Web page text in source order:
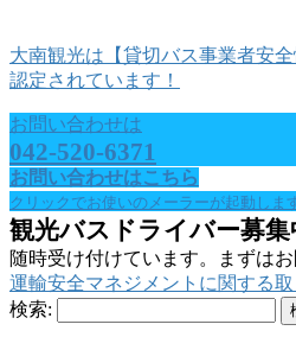
大南観光は【貸切バス事業者安
認定されています！
お問い合わせは
042-520-6371
お問い合わせはこちら
クリックでお使いのメーラーが起動しま
観光バスドライバー募集
随時受け付けています。まずはお
運輸安全マネジメントに関する
検索: